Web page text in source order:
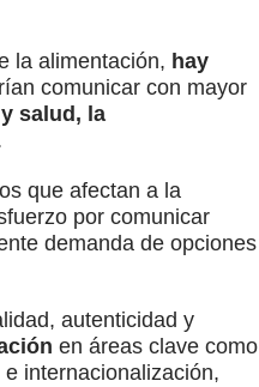
la alimentación, hay
comunicar con mayor
salud, la
que afectan a la
por comunicar
demanda de opciones
autenticidad y
en áreas clave como
internacionalización,